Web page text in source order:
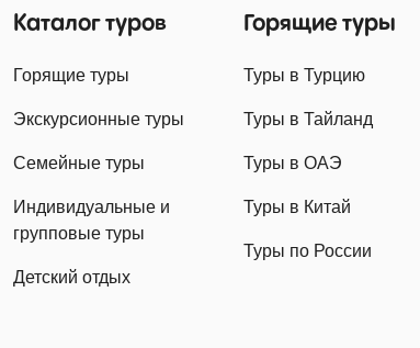
Каталог туров
Горящие туры
Экскурсионные туры
Семейные туры
Индивидуальные и
групповые туры
Детский отдых
Горящие туры
Туры в Турцию
Туры в Тайланд
Туры в ОАЭ
Туры в Китай
Туры по России